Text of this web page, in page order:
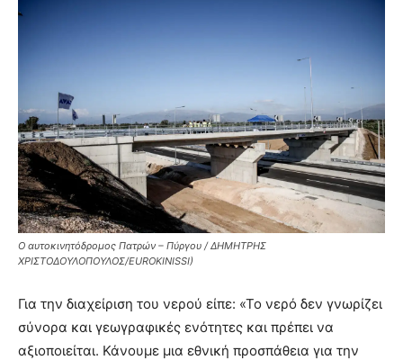
Ο αυτοκινητόδρομος Πατρών – Πύργου / ΔΗΜΗΤΡΗΣ
ΧΡΙΣΤΟΔΟΥΛΟΠΟΥΛΟΣ/EUROKINISSI)
Για την διαχείριση του νερού είπε: «Το νερό δεν γνωρίζει
σύνορα και γεωγραφικές ενότητες και πρέπει να
αξιοποιείται. Κάνουμε μια εθνική προσπάθεια για την